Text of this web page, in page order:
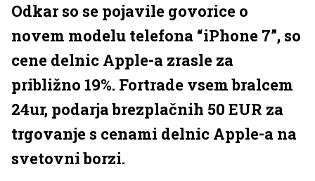
Odkar so se pojavile govorice o
novem modelu telefona “iPhone 7”, so
cene delnic Apple-a zrasle za
približno 19%. Fortrade vsem bralcem
24ur, podarja brezplačnih 50 EUR za
trgovanje s cenami delnic Apple-a na
svetovni borzi.